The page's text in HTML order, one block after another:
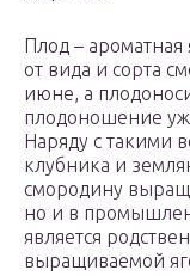
Плод – ароматная
от вида и сорта
июне, а
плодоношение
Наряду с такими
клубника и
смородину
но и в
является
выращиваемой